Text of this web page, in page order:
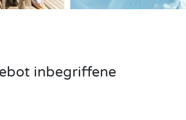
inbegriffene